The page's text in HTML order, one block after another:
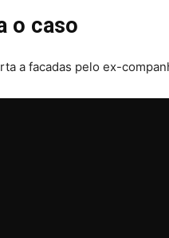
o caso
a facadas pelo ex-